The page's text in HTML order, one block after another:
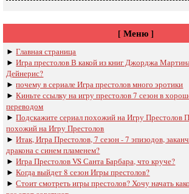
[ Меню ]
►Главная страница
►Игра престолов В какой из книг Джорджа
Дейнерис?
►почему в сериале Игра престолов много эротики
►Киньте ссылку на игру престолов 7 сезон в
переводом
►Подскажите сериал похожий на Игру Престолов
похожий на Игру Престолов
►Итак, Игра Престолов, 7 сезон - 7 эпизодов,
дракона с синем пламенем?
►Игра Престолов VS Санта Барбара, что круче?
►Когда выйдет 8 сезон Игры престолов?
►Стоит смотреть игры престолов? Хочу начать